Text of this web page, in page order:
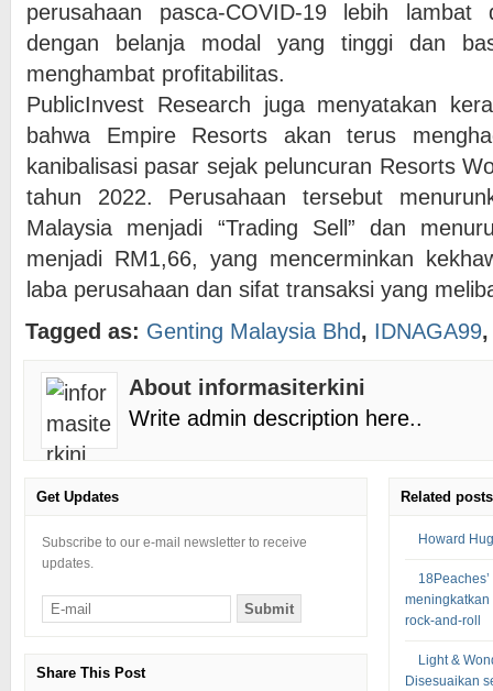
perusahaan pasca-COVID-19 lebih lambat
dengan belanja modal yang tinggi dan
menghambat profitabilitas.
PublicInvest Research juga menyatakan
bahwa Empire Resorts akan terus
kanibalisasi pasar sejak peluncuran Resorts
tahun 2022. Perusahaan tersebut
Malaysia menjadi “Trading Sell” dan
menjadi RM1,66, yang mencerminkan
laba perusahaan dan sifat transaksi yang
Tagged as: Genting Malaysia Bhd, IDNAGA99
About informasiterkini
Write admin description here..
Get Updates
Subscribe to our e-mail newsletter to receive
updates.
Share This Post
Related posts
Howard
rock-and-roll
Light &
Disesuaikan